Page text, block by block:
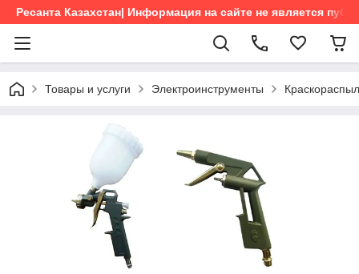
Ресанта Казахстан| Информация на сайте не является
Товары и услуги Электроинструменты